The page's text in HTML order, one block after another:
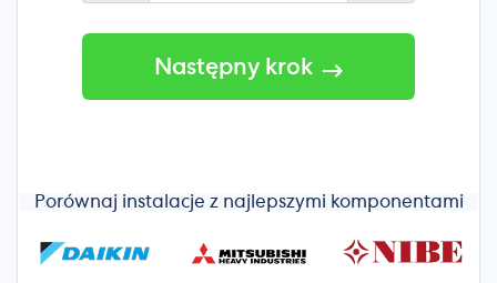
Następny krok
Porównaj instalacje z najlepszymi komponentami